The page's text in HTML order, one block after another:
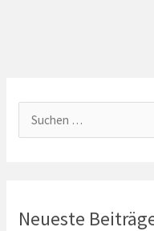
u
eNeueste